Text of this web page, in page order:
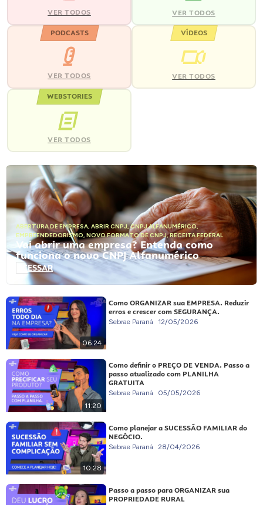
VER TODOS VER TODOS
PODCASTS
VER TODOS
VÍDEOS
VER TODOS
WEBSTORIES
VER TODOS
ABERTURA DE EMPRESA, ABRIR CNPJ,CNPJ ALFANUMÉRICO,
EMPREENDEDORISMO, NOVO FORMATO DE CNPJ,RECEITA FEDERAL
Vai abrir uma empresa? Entenda como
funciona o novo CNPJ Alfanumérico
ACESSAR
06:24
Como ORGANIZAR sua EMPRESA. Reduzir
erros e crescer com SEGURANÇA.
Sebrae Paraná 12/05/2026
11:20
Como definir o PREÇO DE VENDA. Passo a
passo atualizado com PLANILHA
GRATUITA
Sebrae Paraná 05/05/2026
10:28
Como planejar a SUCESSÃO FAMILIAR do
NEGÓCIO.
Sebrae Paraná 28/04/2026
Passo a passo para ORGANIZAR sua
PROPRIEDADE RURAL